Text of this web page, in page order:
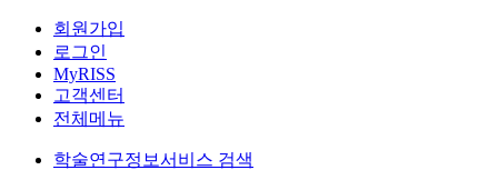
회원가입
로그인
MyRISS
고객센터
전체메뉴
학술연구정보서비스 검색